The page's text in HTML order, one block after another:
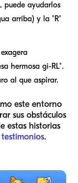
puede ayudarlos
arriba) y la "R"
hermosa gi-RL".
al que aspirar.
este entorno
sus obstáculos
estas historias
.